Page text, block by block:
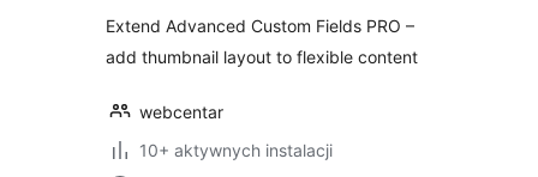
Extend Advanced Custom Fields PRO –
add thumbnail layout to flexible content
webcentar
10+ aktywnych instalacji